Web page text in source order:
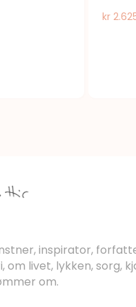
kr
inspirator,
om livet, lykken, sorg,
om.